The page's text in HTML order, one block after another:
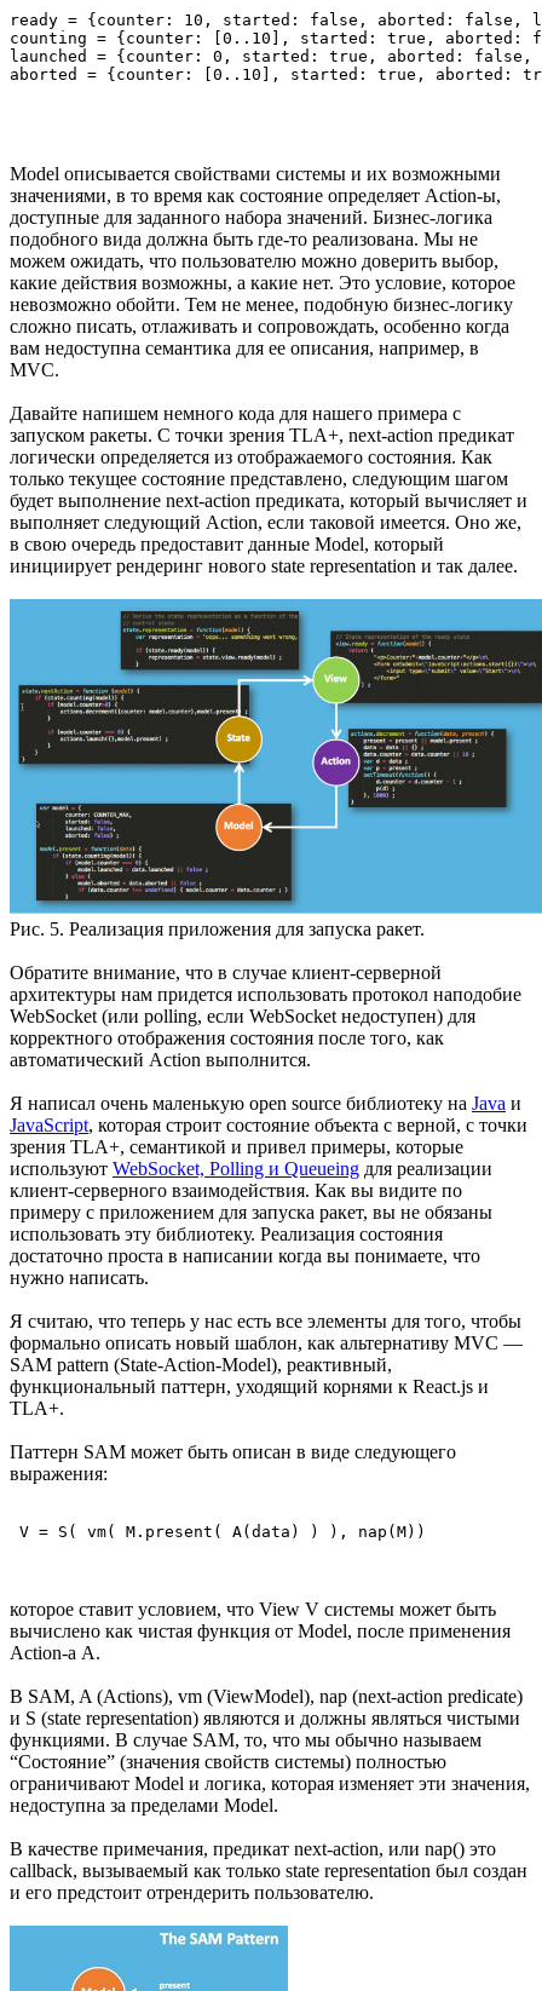
ready = {counter: 10, started: false, aborted: false,
counting = {counter: [0..10], started: true, aborted:
launched = {counter: 0, started: true, aborted: false,
Model описывается свойствами системы и их возможными
значениями, в то время как cостояние определяет Action-ы,
доступные для заданного набора значений. Бизнес-логика
подобного вида должна быть где-то реализована. Мы не
можем ожидать, что пользователю можно доверить выбор,
какие действия возможны, а какие нет. Это условие, которое
невозможно обойти. Тем не менее, подобную бизнес-логику
сложно писать, отлаживать и сопровождать, особенно когда
вам недоступна семантика для ее описания, например, в
MVC.
Давайте напишем немного кода для нашего примера с
запуском ракеты. С точки зрения TLA+, next-action предикат
логически определяется из отображаемого состояния. Как
только текущее состояние представлено, следующим шагом
будет выполнение next-action предиката, который вычисляет и
выполняет следующий Action, если таковой имеется. Оно же,
в свою очередь предоставит данные Model, который
инициирует рендеринг нового state representation и так далее.
Рис. 5. Реализация приложения для запуска ракет.
Обратите внимание, что в случае клиент-серверной
архитектуры нам придется использовать протокол наподобие
WebSocket (или polling, если WebSocket недоступен) для
корректного отображения состояния после того, как
автоматический Action выполнится.
Я написал очень маленькую open source библиотеку на Java и
JavaScript, которая строит состояние объекта с верной, с точки
зрения TLA+, семантикой и привел примеры, которые
используют WebSocket, Polling и Queueing для реализации
клиент-серверного взаимодействия. Как вы видите по
примеру с приложением для запуска ракет, вы не обязаны
использовать эту библиотеку. Реализация состояния
достаточно проста в написании когда вы понимаете, что
нужно написать.
Я считаю, что теперь у нас есть все элементы для того, чтобы
формально описать новый шаблон, как альтернативу MVC —
SAM pattern (State-Action-Model), реактивный,
функциональный паттерн, уходящий корнями к React.js и
TLA+.
Паттерн SAM может быть описан в виде следующего
выражения:
которое ставит условием, что View V системы может быть
вычислено как чистая функция от Model, после применения
Action-а A.
В SAM, A (Actions), vm (ViewModel), nap (next-action predicate)
и S (state representation) являются и должны являться чистыми
функциями. В случае SAM, то, что мы обычно называем
“Состояние” (значения свойств системы) полностью
ограничивают Model и логика, которая изменяет эти значения,
недоступна за пределами Model.
В качестве примечания, предикат next-action, или nap() это
callback, вызываемый как только state representation был создан
и его предстоит отрендерить пользователю.